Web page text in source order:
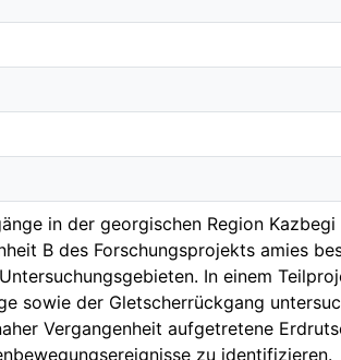
in der georgischen Region
B des Forschungsprojekts amies
In einem
sowie der Gletscherrückgang
Vergangenheit aufgetretene
zu identifizieren.